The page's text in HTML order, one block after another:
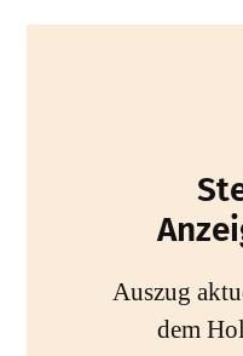
Auszug
dem